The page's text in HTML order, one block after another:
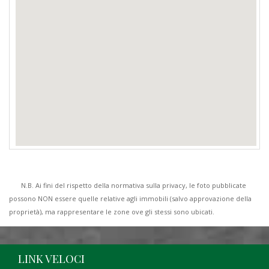
N.B. Ai fini del rispetto della normativa sulla privacy, le foto pubblicate
possono NON essere quelle relative agli immobili (salvo approvazione della
proprietà), ma rappresentare le zone ove gli stessi sono ubicati.
LINK VELOCI